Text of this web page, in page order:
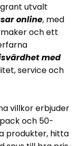
utvalt
online, med
och ett
med
service och
villkor erbjuder
och 50-
produkter, hitta